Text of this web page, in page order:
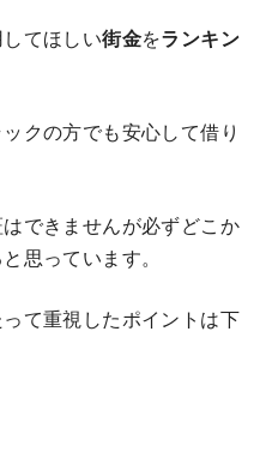
てほしい街金をランキン
クの方でも安心して借り
できませんが必ずどこか
思っています。
て重視したポイントは下